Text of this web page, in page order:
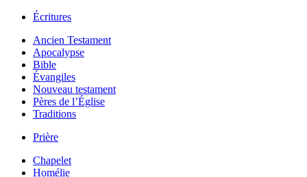
Écritures
Ancien Testament
Apocalypse
Bible
Évangiles
Nouveau testament
Pères de l’Église
Traditions
Prière
Chapelet
Homélie